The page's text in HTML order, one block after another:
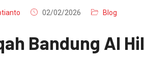
02/02/2026 Blog
Bandung Al